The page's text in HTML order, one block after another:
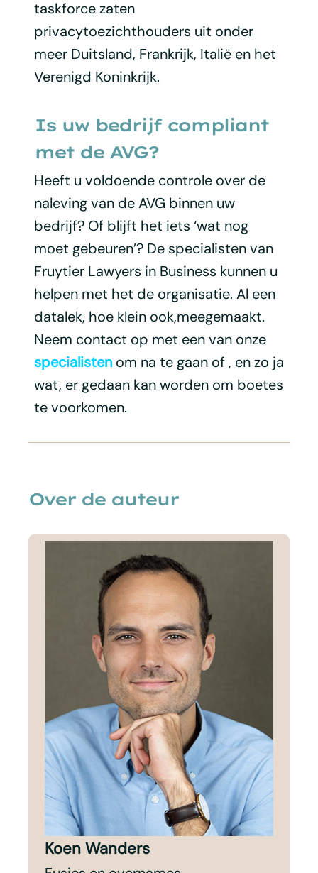
taskforce zaten
privacytoezichthouders uit onder
meer Duitsland, Frankrijk, Italië en het
Verenigd Koninkrijk.
Is uw bedrijf compliant
met de AVG?
Heeft u voldoende controle over de
naleving van de AVG binnen uw
bedrijf? Of blijft het iets ‘wat nog
moet gebeuren’? De specialisten van
Fruytier Lawyers in Business kunnen u
helpen met het de organisatie. Al een
datalek, hoe klein ook,meegemaakt.
Neem contact op met een van onze
specialistenom na te gaan of , en zo ja
wat, er gedaan kan worden om boetes
te voorkomen.
Over de auteur
Koen Wanders